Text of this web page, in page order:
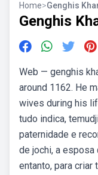
Home>Genghis
Genghis
Web — genghis
around 1162. He
wives during his
tudo indica,
paternidade e
de jochi, a esposa
entanto, para